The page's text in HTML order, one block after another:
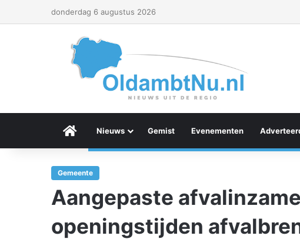
donderdag 6 augustus 2026
Menu Item
Nieuws Gemist Evenementen
Gemeente
Aangepaste
openingstijden